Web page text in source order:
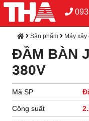
Sản phẩm Máy xây
ĐẦM BÀN
380V
Mã SP
Công suất